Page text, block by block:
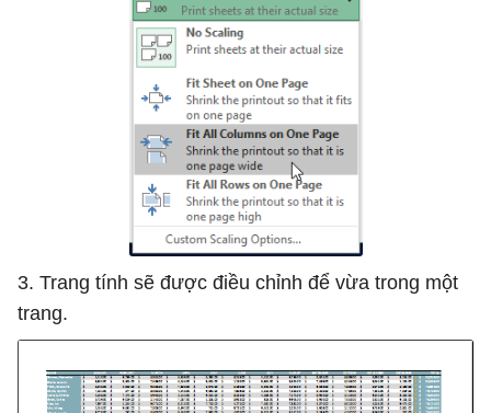
3. Trang tính sẽ được điều chỉnh để vừa trong một
trang.